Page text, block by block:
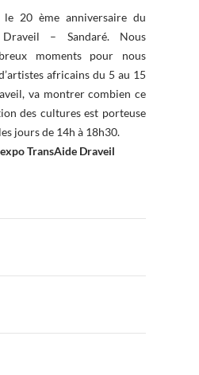
20 ème anniversaire du
Draveil – Sandaré. Nous
moments pour nous
africains du 5 au 15
va montrer combien ce
des cultures est porteuse
jours de 14h à 18h30.
TransAide Draveil